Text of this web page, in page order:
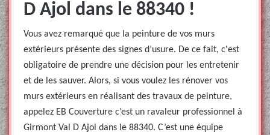
D Ajol dans le 88340 !
Vous avez remarqué que la peinture de vos murs
extérieurs présente des signes d’usure. De ce fait, c'est
obligatoire de prendre une décision pour les entretenir
et de les sauver. Alors, si vous voulez les rénover vos
murs extérieurs en réalisant des travaux de peinture,
appelez EB Couverture c’est un ravaleur professionnel à
Girmont Val D Ajol dans le 88340. C’est une équipe